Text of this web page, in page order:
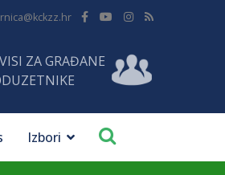
ZA GRAĐANE
Izbori